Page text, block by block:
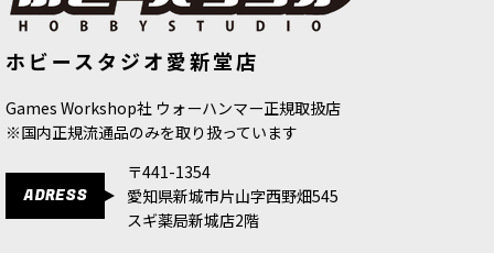
ホビースタジオ愛新堂店
Games Workshop社 ウォーハンマー正規取扱店
※国内正規流通品のみを取り扱っています
ADRESS
〒441-1354
愛知県新城市片山字西野畑545
スギ薬局新城店2階